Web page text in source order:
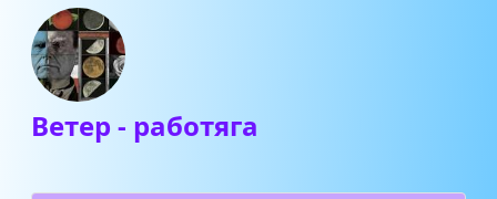
Ветер - работяга